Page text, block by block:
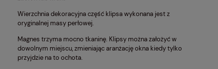
Wierzchnia dekoracyjna część klipsa wykonana jest z
oryginalnej masy perłowej.
Magnes trzyma mocno tkaninę. Klipsy można założyć w
dowolnym miejscu, zmieniając aranżację okna kiedy tylko
przyjdzie na to ochota.